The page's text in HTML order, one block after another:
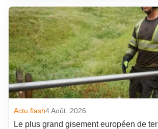
Actu flash4 Août. 2026
Le plus grand gisement européen de